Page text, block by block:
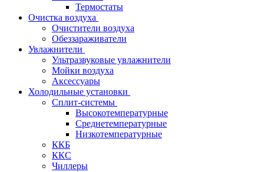
Термостаты
Очистка воздуха
Очистители воздуха
Обеззараживатели
Увлажнители
Ультразвуковые увлажнители
Мойки воздуха
Аксессуары
Холодильные установки
Сплит-системы
Высокотемпературные
Среднетемпературные
Низкотемпературные
ККБ
ККС
Чиллеры